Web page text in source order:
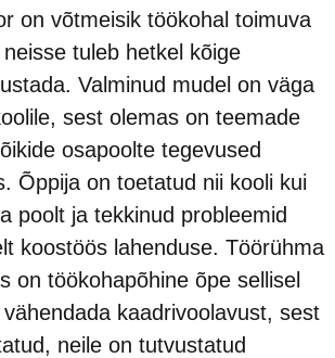
on võtmeisik töökohal toimuva
tuleb hetkel kõige
Valminud mudel on väga
sest olemas on teemade
osapoolte tegevused
Õppija on toetatud nii kooli kui
poolt ja tekkinud probleemid
koostöös lahenduse. Töörühma
on töökohapõhine õpe sellisel
kaadrivoolavust, sest
neile on tutvustatud